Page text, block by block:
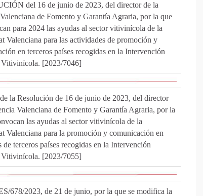
del 16 de junio de 2023, del director de la
de Fomento y Garantía Agraria, por la que
para 2024 las ayudas al sector vitivinícola de la
Valenciana para las actividades de promoción y
en terceros países recogidas en la Intervención
Vitivinícola. [2023/7046]
la Resolución de 16 de junio de 2023, del director
Valenciana de Fomento y Garantía Agraria, por la
las ayudas al sector vitivinícola de la
Valenciana para la promoción y comunicación en
de terceros países recogidas en la Intervención
Vitivinícola. [2023/7055]
678/2023, de 21 de junio, por la que se modifica la